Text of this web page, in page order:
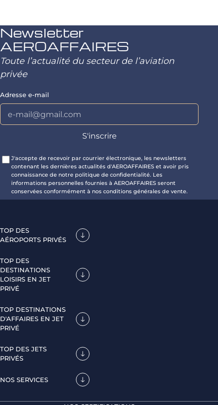
Newsletter
AEROAFFAIRES
Toute l’actualité du secteur de l’aviation
privée
Adresse e-mail
J'accepte de recevoir par courrier électronique, les newsletters
contenant les dernières actualités d'AEROAFFAIRES et avoir pris
connaissance de notre politique de confidentialité. Les
informations personnelles fournies à AEROAFFAIRES seront
conservées conformément à nos conditions générales de vente.
TOP DES
AÉROPORTS PRIVÉS
TOP DES
DESTINATIONS
LOISIRS EN JET
PRIVÉ
TOP DESTINATIONS
D'AFFAIRES EN JET
PRIVÉ
TOP DES JETS
PRIVÉS
NOS SERVICES